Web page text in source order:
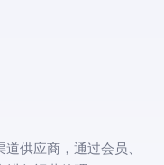
供应商，通过会员、